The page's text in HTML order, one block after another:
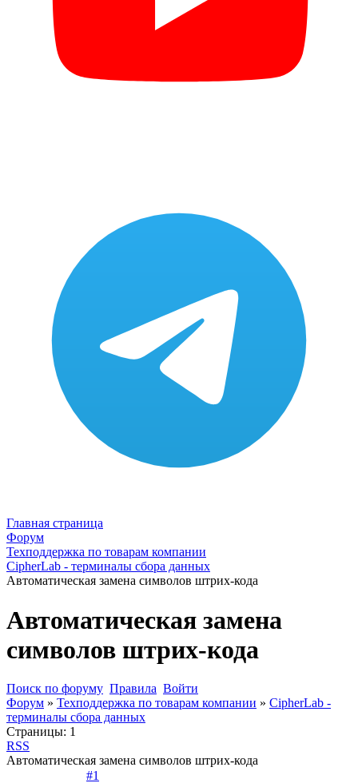
Главная страница
Форум
Техподдержка по товарам компании
CipherLab - терминалы сбора данных
Автоматическая замена символов штрих-кода
Автоматическая замена
символов штрих-кода
Поиск по форуму Правила Войти
Форум » Техподдержка по товарам компании » CipherLab -
терминалы сбора данных
Страницы: 1
RSS
Автоматическая замена символов штрих-кода
#1